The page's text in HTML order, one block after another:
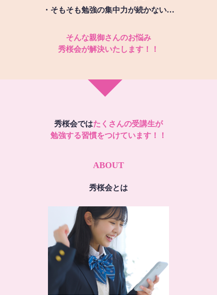
・そもそも勉強の集中力が続かない…
そんな親御さんのお悩み
秀桜会が解決いたします！！
秀桜会ではたくさんの受講生が
勉強する習慣をつけています！！
ABOUT
秀桜会とは